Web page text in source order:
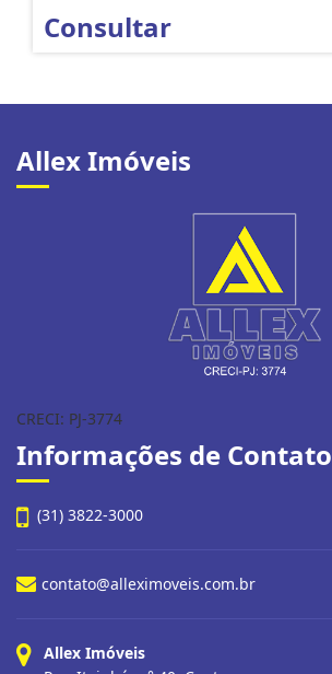
Consultar
Allex Imóveis
CRECI: PJ-3774
Informações de Contato
(31) 3822-3000
contato@alleximoveis.com.br
Allex Imóveis